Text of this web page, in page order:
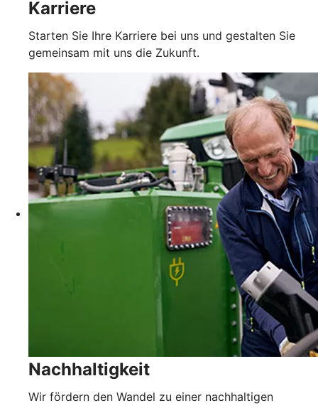
Karriere
Starten Sie Ihre Karriere bei uns und gestalten Sie
gemeinsam mit uns die Zukunft.
Nachhaltigkeit
Wir fördern den Wandel zu einer nachhaltigen